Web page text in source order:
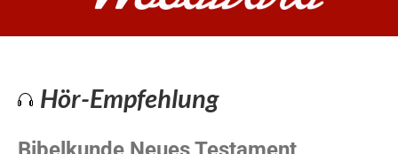
Hör-Empfehlung